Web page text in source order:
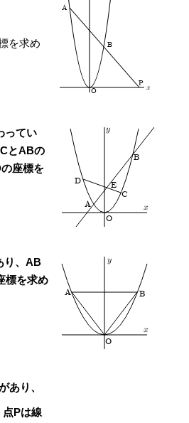
x
A
B
O
P
を求め
ってい
とABの
座標を
x
y
A
B
C
D
E
O
り、AB
標を求め
O
A B
x
y
あり、
点Pは線